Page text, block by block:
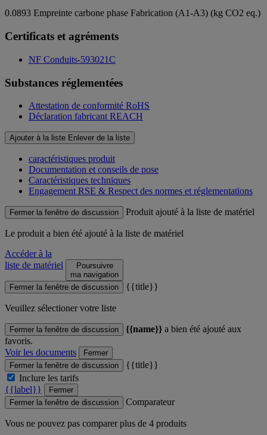
0.0893 Empreinte carbone phase Fabrication (A1-A3) (kg CO2 eq.)
Certificats et agréments
NF Conduits-593021C
Substances réglementées
Attestation de conformité RoHS
Déclaration fabricant REACH
Ajouter à la liste Enlever de la liste
caractéristiques produit
Documentation et conseils de pose
Caractéristiques techniques
Engagement RSE & Respect des normes et réglementations
Fermer la fenêtre de discussion Produit ajouté à la liste de matériel
Le produit a bien été ajouté à la liste de matériel
Accéder à la
liste de matériel
Poursuivre
ma navigation
Fermer la fenêtre de discussion
{{title}}
Veuillez sélectioner votre liste
Fermer la fenêtre de discussion {{name}} a bien été ajouté aux
favoris.
Voir les documents
Fermer
Fermer la fenêtre de discussion
{{title}}
Inclure les tarifs
{{label}}
Fermer
Fermer la fenêtre de discussion
Comparateur
Vous ne pouvez pas comparer plus de 4 produits